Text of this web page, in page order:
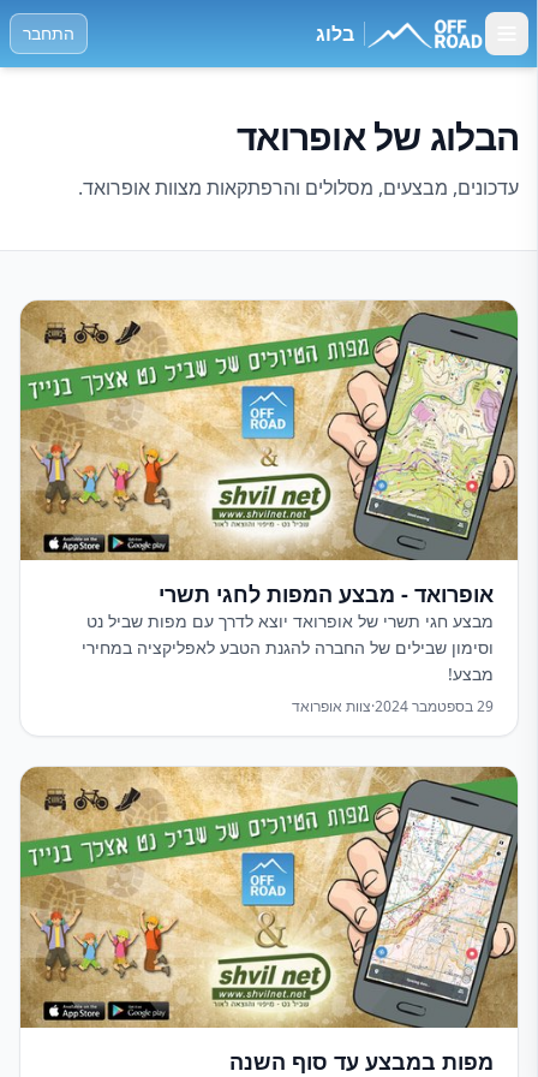
בלוג התחבר
הבלוג של אופרואד
עדכונים, מבצעים, מסלולים והרפתקאות מצוות אופרואד.
אופרואד - מבצע המפות לחגי תשרי
מבצע חגי תשרי של אופרואד יוצא לדרך עם מפות שביל נט
וסימון שבילים של החברה להגנת הטבע לאפליקציה במחירי
מבצע!
29 בספטמבר 2024 ·צוות אופרואד
מפות במבצע עד סוף השנה